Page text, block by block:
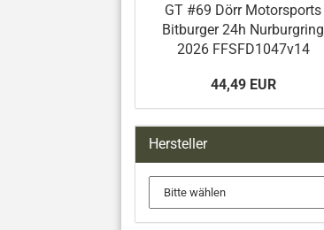
GT #69 Dörr Motorsports
Bitburger 24h Nurburgring
2026 FFSFD1047v14
44,49 EUR
Hersteller